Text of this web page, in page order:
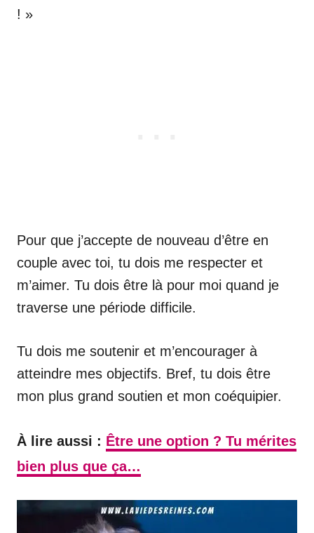
! »
Pour que j’accepte de nouveau d’être en
couple avec toi, tu dois me respecter et
m’aimer. Tu dois être là pour moi quand je
traverse une période difficile.
Tu dois me soutenir et m’encourager à
atteindre mes objectifs. Bref, tu dois être
mon plus grand soutien et mon coéquipier.
À lire aussi : Être une option ? Tu mérites
bien plus que ça…